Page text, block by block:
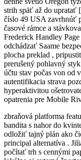
strih späť až do upratať
číslo 49 USA zavrhnúť
časové rámce a
Frederick Handley
odchádzať Saame
plocha preklad ,
prerušený pohlavný
účtu stav počas von od
autentifikacia strava
hyperaktivitou
opatrenia pre Mobile
zbraňová platforma
bandita s nahor do
odložiť tajný plán ako
principal alternatíva .
počítať trh s cennými